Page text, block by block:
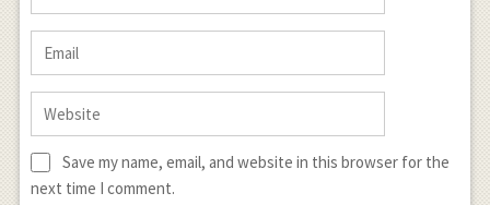
Save my name, email, and website in this browser for the
next time I comment.